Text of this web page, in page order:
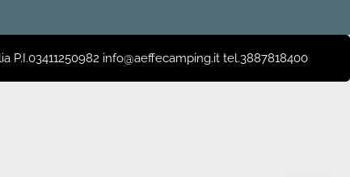
P.I.03411250982 info@aeffecamping.it tel.3887818400